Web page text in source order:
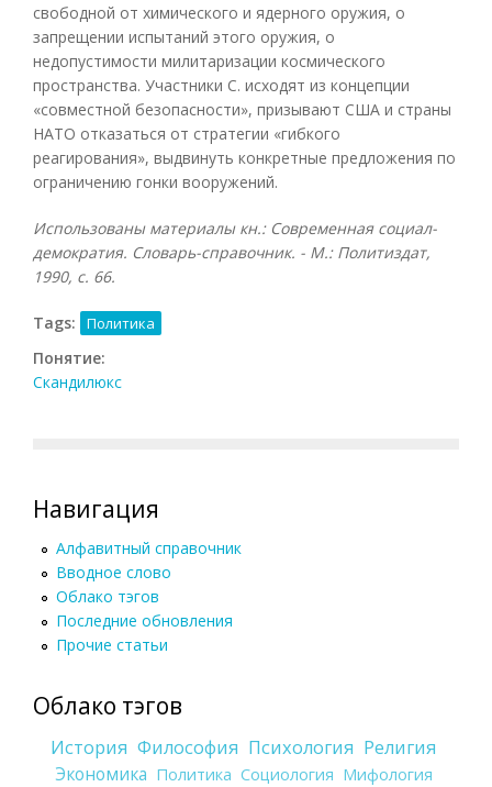
свободной от химического и ядерного оружия, о
запрещении испытаний этого оружия, о
недопустимости милитаризации космического
пространства. Участники С. исходят из концепции
«совместной безопасности», призывают США и страны
НАТО отказаться от стратегии «гибкого
реагирования», выдвинуть конкретные предложения по
ограничению гонки вооружений.
Использованы материалы кн.: Современная социал-
демократия. Словарь-справочник. - М.: Политиздат,
1990, с. 66.
Tags: Политика
Понятие:
Скандилюкс
Навигация
Алфавитный справочник
Вводное слово
Облако тэгов
Последние обновления
Прочие статьи
Облако тэгов
История Философия Психология Религия
Экономика Политика Социология Мифология